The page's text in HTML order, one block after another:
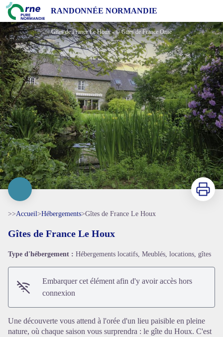
RANDONNÉE NORMANDIE
Gîtes de France Le Houx
Gîtes de France Le Houx - © Gites de France Orne
Voir l'image en plein écran
Imprimer
>>Accueil>Hébergements>Gîtes de France Le Houx
Gîtes de France Le Houx
Type d'hébergement : Hébergements locatifs, Meublés, locations, gîtes
Embarquer cet élément afin d'y avoir accès hors
connexion
Une découverte vous attend à l'orée d'un lieu paisible en pleine
nature, où chaque saison vous surprendra : le gîte du Houx. C'est